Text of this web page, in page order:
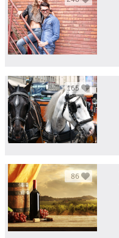
165
86